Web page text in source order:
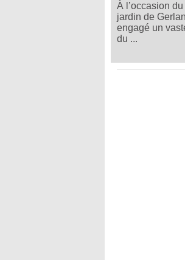
À l’occasion
jardin de
engagé un
du ...